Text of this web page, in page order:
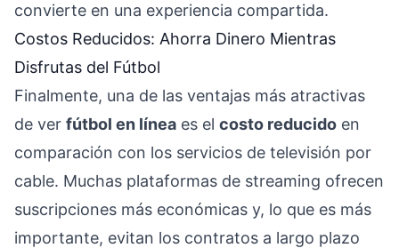
convierte en una experiencia compartida.
Costos Reducidos: Ahorra Dinero Mientras
Disfrutas del Fútbol
Finalmente, una de las ventajas más atractivas
de ver fútbol en línea es el costo reducido en
comparación con los servicios de televisión por
cable. Muchas plataformas de streaming ofrecen
suscripciones más económicas y, lo que es más
importante, evitan los contratos a largo plazo